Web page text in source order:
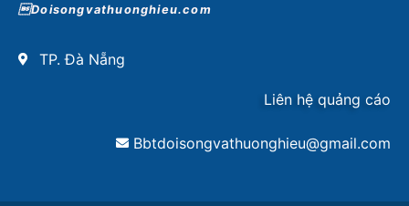
Doisongvathuonghieu.com
TP. Đà Nẵng
Liên hệ quảng cáo
Bbtdoisongvathuonghieu@gmail.com